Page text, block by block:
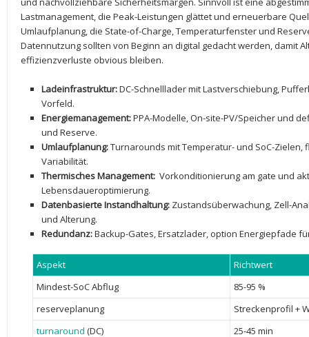
Lastmanagement, ​die⁤ Peak-Leistungen glättet und ‌erneuerbare
Umlaufplanung, die State-of-Charge, Temperaturfenster und
Datennutzung sollten von Beginn⁢ an digital gedacht ‌werden, damit
effizienzverluste obvious bleiben.
Ladeinfrastruktur:DC-Schnelllader mit Lastverschiebung,
Vorfeld.
Energiemanagement:PPA-Modelle, On-site-PV/Speicher und
und Reserve.
Umlaufplanung:Turnarounds mit Temperatur- und SoC-Zielen,
Variabilität.
Thermisches Management: Vorkonditionierung am ​gate und⁤
Lebensdaueroptimierung.
Datenbasierte Instandhaltung: Zustandsüberwachung,​ Zell-
und Alterung.
Redundanz:Backup-Gates, Ersatzlader, option Energiepfade
Aspekt
Richtwert
Mindest-SoC Abflug
85-95 ⁣%
reserveplanung
Streckenprofil +
turnaround (DC)
25-45‌ min